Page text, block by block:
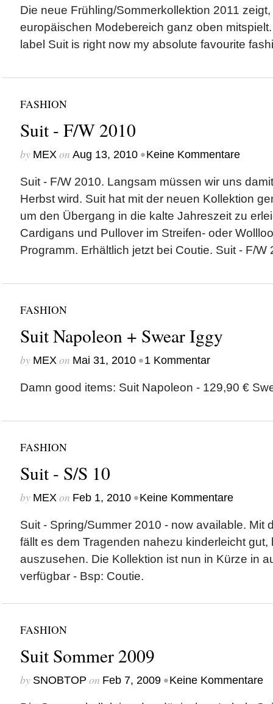
Die neue Frühling/Sommerkollektion 2011
europäischen Modebereich ganz oben
label Suit is right now my absolute favourite
FASHION
Suit - F/W 2010
by MEXon Aug 13, 2010 •Keine Kommentare
Suit - F/W 2010. Langsam müssen wir uns
Herbst wird. Suit hat mit der neuen Kollektion
um den Übergang in die kalte Jahreszeit zu
Cardigans und Pullover im Streifen- oder
Programm. Erhältlich jetzt bei Coutie. Suit - F/W
FASHION
Suit Napoleon + Swear Iggy
by MEXon Mai 31, 2010 •1 Kommentar
Damn good items: Suit Napoleon - 129,90 €
FASHION
Suit - S/S 10
by MEXon Feb 1, 2010 •Keine Kommentare
Suit - Spring/Summer 2010 - now available. Mit
fällt es dem Tragenden nahezu kinderleicht gut,
auszusehen. Die Kollektion ist nun in Kürze in
verfügbar - Bsp: Coutie.
FASHION
Suit Sommer 2009
by SNOBTOP on Feb 7, 2009 •Keine Kommentare